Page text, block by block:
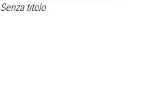
Senza titolo